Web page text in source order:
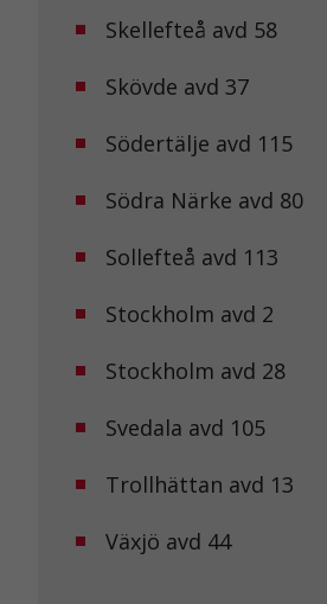
Skellefteå avd 58
Skövde avd 37
Södertälje avd 115
Södra Närke avd 80
Sollefteå avd 113
Stockholm avd 2
Stockholm avd 28
Svedala avd 105
Trollhättan avd 13
Växjö avd 44